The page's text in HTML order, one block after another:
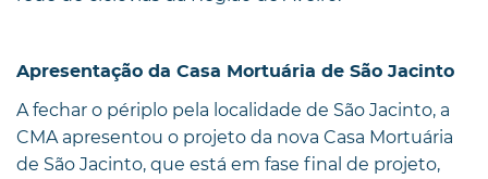
Apresentação da Casa Mortuária de São Jacinto
A fechar o périplo pela localidade de São Jacinto, a
CMA apresentou o projeto da nova Casa Mortuária
de São Jacinto, que está em fase final de projeto,